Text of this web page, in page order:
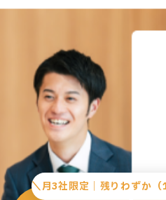
＼月3社限定｜残りわずか